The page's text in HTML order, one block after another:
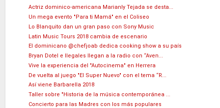
Actriz dominico-americana Marianly Tejada se desta...
Un mega evento "Para ti Mamá" en el Coliseo
Lo Blanquito dan un gran paso con Sony Music
Latin Music Tours 2018 cambia de escenario
El dominicano @chefjoab dedica cooking show a su país
Bryan Dotel e Ilegales llegan a la radio con “Aven...
Vive la experiencia del "Autocinema" en Herrera
De vuelta al juego "El Super Nuevo" con el tema “R...
Así viene Barbarella 2018
Taller sobre "Historia de la música contemporánea ...
Concierto para las Madres con los más populares